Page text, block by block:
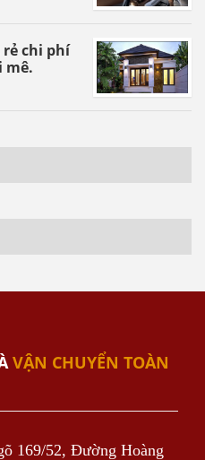
rẻ chi phí
mê.
VẬN CHUYỂN TOÀN
169/52, Đường Hoàng